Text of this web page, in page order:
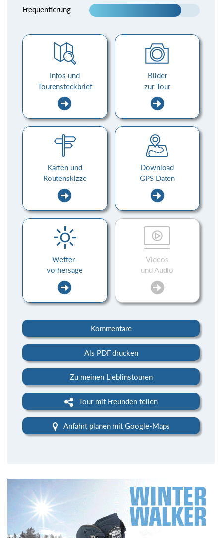
Frequentierung
Infos und
Tourensteckbrief
Bilder
zur Tour
Karten und
Routenskizze
Download
GPS Daten
Wetter-
vorhersage
Videos
und Audio
Kommentare
Als PDF drucken
Zu meinen Lieblinstouren
Tour mit Freunden teilen
Anfahrt planen mit Google-Maps